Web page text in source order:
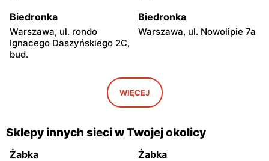
Biedronka
Warszawa, ul. rondo
Ignacego Daszyńskiego 2C,
bud.
Biedronka
Warszawa, ul. Nowolipie 7a
Warszawa, ul. Ogrodowa 58
Biedronka
Warszawa al. Solidarności
86 88
Biedronka
Warszawa, ul. Dobra 42
Biedronka
Warszawa, ul. Juliana
Ursyna Niemcewicza 8
WIĘCEJ
Sklepy innych sieci w Twojej okolicy
Żabka Żabka